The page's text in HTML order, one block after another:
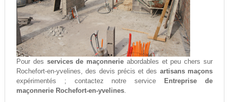
Pour des services de maçonnerie abordables et peu chers sur
Rochefort-en-yvelines, des devis précis et des artisans maçons
expérimentés ; contactez notre service
Entreprise de
maçonnerie Rochefort-en-yvelines.